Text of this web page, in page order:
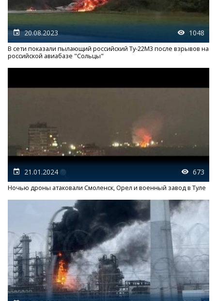
20.08.2023 1048
В сети показали пылающий российский Ту-22М3 после взрывов на
российской авиабазе "Сольцы"
21.01.2024 673
Ночью дроны атаковали Смоленск, Орел и военный завод в Туле